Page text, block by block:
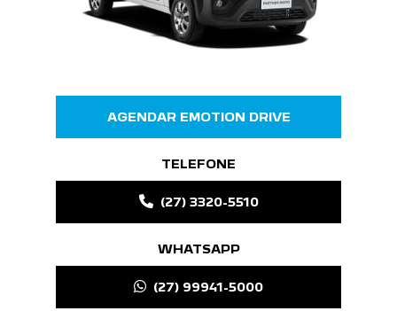
AGENDAR EMOTION DRIVE
TELEFONE
(27) 3320-5510
WHATSAPP
(27) 99941-5000